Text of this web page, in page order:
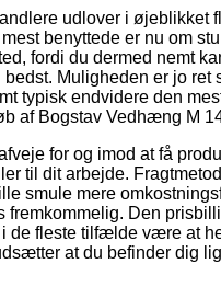
udlover i øjeblikket
benyttede er nu om
fordi du dermed nemt
Muligheden er jo ret
typisk endvidere den
af Bogstav Vedhæng M
for og imod at få
til dit arbejde.
smule mere
fremkommelig. Den
de fleste tilfælde være at
at du befinder dig